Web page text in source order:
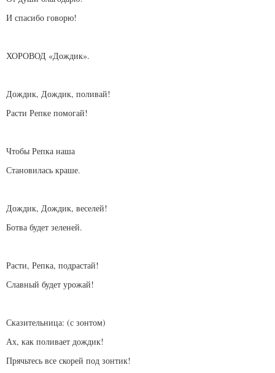
И спасибо говорю!
ХОРОВОД «Дождик».
Дождик, Дождик, поливай!
Расти Репке помогай!
Чтобы Репка наша
Становилась краше.
Дождик, Дождик, веселей!
Ботва будет зеленей.
Расти, Репка, подрастай!
Славный будет урожай!
Сказительница: (с зонтом)
Ах, как поливает дождик!
Прячьтесь все скорей под зонтик!